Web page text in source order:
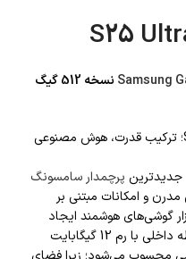
Samsung
نسخه 512 گیگ
معرفی Samsung Galaxy S25 Ultra؛ ترکیب قدرت، هوش مصنوعی
پرچمدار سامسونگ
و امکانات مبتنی بر
گوشی‌های هوشمند ایجاد
کرده است. نسخه 512 گیگابایت حافظه داخلی با رم 12 گیگابایت